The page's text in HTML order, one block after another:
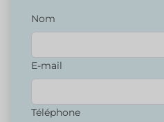
Nom
E-mail
Téléphone